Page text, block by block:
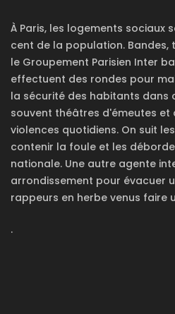
À Paris, les logements sociaux
cent de la population. Bandes,
le Groupement Parisien Inter
effectuent des rondes pour
la sécurité des habitants dans
souvent théâtres d'émeutes et
violences quotidiens. On suit
contenir la foule et les
nationale. Une autre agente
arrondissement pour évacuer
rappeurs en herbe venus faire
.